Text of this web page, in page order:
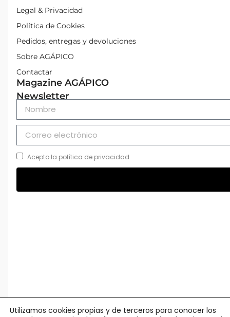
Legal & Privacidad
Política de Cookies
Pedidos, entregas y devoluciones
Sobre AGÁPICO
Contactar
Magazine AGÁPICO
Newsletter
Acepto la política de privacidad
Utilizamos cookies propias y de terceros para conocer los